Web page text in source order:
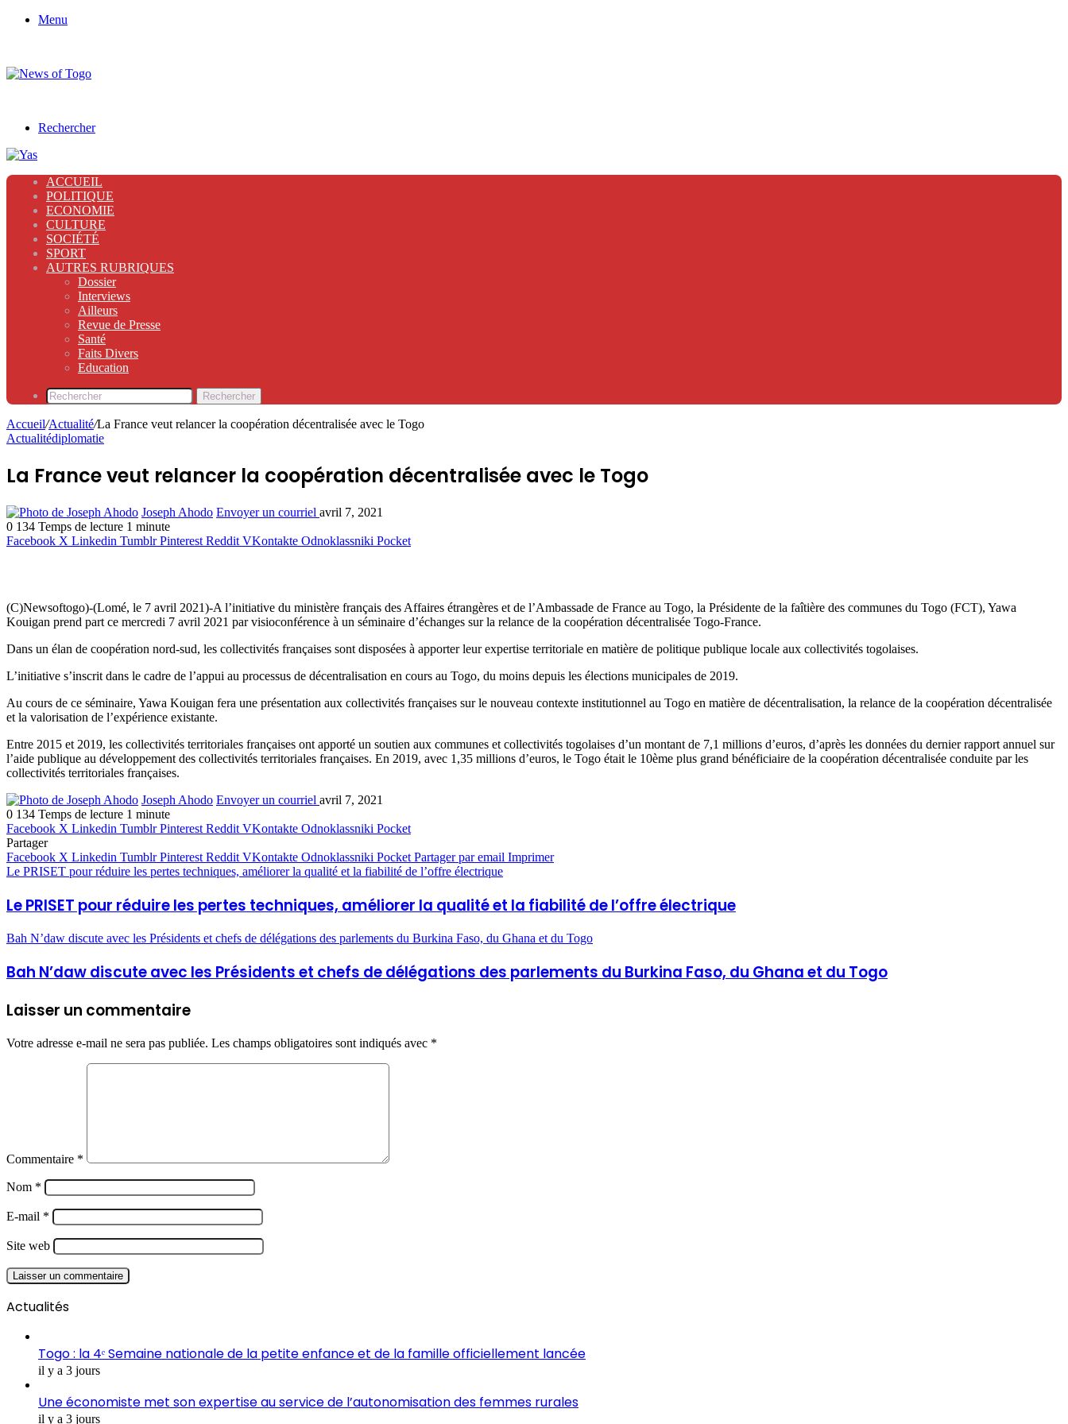
Menu
Rechercher
ACCUEIL
POLITIQUE
ECONOMIE
CULTURE
SOCIÉTÉ
SPORT
AUTRES RUBRIQUES
Dossier
Interviews
Ailleurs
Revue de Presse
Santé
Faits Divers
Education
Rechercher
Accueil/Actualité/La France veut relancer la coopération décentralisée avec le Togo
Actualitédiplomatie
La France veut relancer la coopération décentralisée avec le Togo
Joseph Ahodo Envoyer un courriel avril 7, 2021
0 134 Temps de lecture 1 minute
Facebook X Linkedin Tumblr Pinterest Reddit VKontakte Odnoklassniki Pocket
(C)Newsoftogo)-(Lomé, le 7 avril 2021)-A l’initiative du ministère français des Affaires étrangères et de l’Ambassade de France au Togo, la Présidente de la faîtière des communes du Togo (FCT), Yawa
Kouigan prend part ce mercredi 7 avril 2021 par visioconférence à un séminaire d’échanges sur la relance de la coopération décentralisée Togo-France.
Dans un élan de coopération nord-sud, les collectivités françaises sont disposées à apporter leur expertise territoriale en matière de politique publique locale aux collectivités togolaises.
L’initiative s’inscrit dans le cadre de l’appui au processus de décentralisation en cours au Togo, du moins depuis les élections municipales de 2019.
Au cours de ce séminaire, Yawa Kouigan fera une présentation aux collectivités françaises sur le nouveau contexte institutionnel au Togo en matière de décentralisation, la relance de la coopération décentralisée
et la valorisation de l’expérience existante.
Entre 2015 et 2019, les collectivités territoriales françaises ont apporté un soutien aux communes et collectivités togolaises d’un montant de 7,1 millions d’euros, d’après les données du dernier rapport annuel sur
l’aide publique au développement des collectivités territoriales françaises. En 2019, avec 1,35 millions d’euros, le Togo était le 10ème plus grand bénéficiaire de la coopération décentralisée conduite par les
collectivités territoriales françaises.
Joseph Ahodo Envoyer un courriel avril 7, 2021
0 134 Temps de lecture 1 minute
Facebook X Linkedin Tumblr Pinterest Reddit VKontakte Odnoklassniki Pocket
Partager
Facebook X Linkedin Tumblr Pinterest Reddit VKontakte Odnoklassniki Pocket Partager par email Imprimer
Le PRISET pour réduire les pertes techniques, améliorer la qualité et la fiabilité de l’offre électrique
Le PRISET pour réduire les pertes techniques, améliorer la qualité et la fiabilité de l’offre électrique
Bah N’daw discute avec les Présidents et chefs de délégations des parlements du Burkina Faso, du Ghana et du Togo
Bah N’daw discute avec les Présidents et chefs de délégations des parlements du Burkina Faso, du Ghana et du Togo
Laisser un commentaire
Votre adresse e-mail ne sera pas publiée. Les champs obligatoires sont indiqués avec *
Commentaire *
Nom *
E-mail *
Site web
Actualités
Togo : la 4ᵉ Semaine nationale de la petite enfance et de la famille officiellement lancée
il y a 3 jours
Une économiste met son expertise au service de l’autonomisation des femmes rurales
il y a 3 jours